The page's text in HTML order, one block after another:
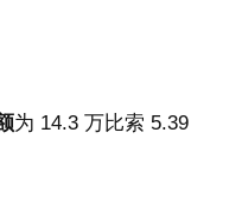
为 14.3 万比索 5.39